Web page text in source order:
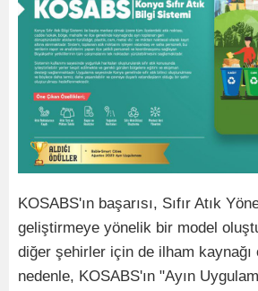
KOSABS'ın başarısı, Sıfır Atık
geliştirmeye yönelik bir model
diğer şehirler için de ilham kaynağı
nedenle, KOSABS'ın "Ayın